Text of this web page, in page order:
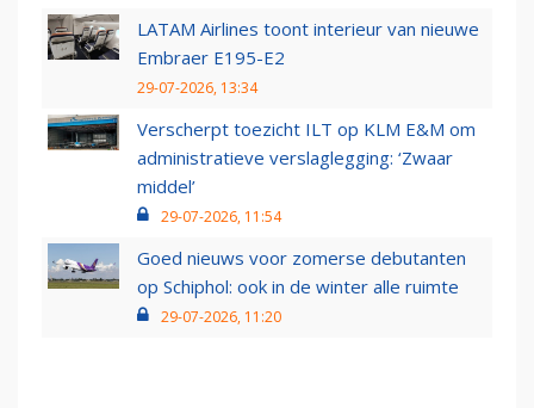
LATAM Airlines toont interieur van nieuwe
Embraer E195-E2
29-07-2026, 13:34
Verscherpt toezicht ILT op KLM E&M om
administratieve verslaglegging: ‘Zwaar
middel’
29-07-2026, 11:54
Goed nieuws voor zomerse debutanten
op Schiphol: ook in de winter alle ruimte
29-07-2026, 11:20